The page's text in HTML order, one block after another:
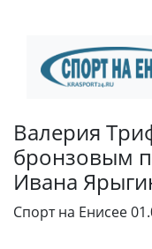
Валерия
бронзовым
Ивана
Спорт на Енисее